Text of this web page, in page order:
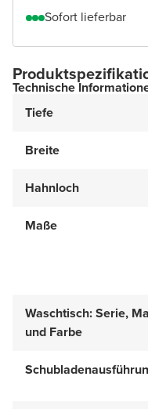
Sofort lieferbar
Technische
Tiefe
Breite
Hahnloch
Maße
Waschtisch: Serie,
und Farbe